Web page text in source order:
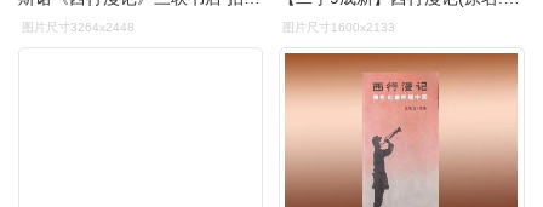
图片尺寸3264x2448 图片尺寸1600x2133